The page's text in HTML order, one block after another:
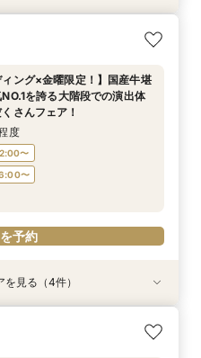
ススメ】見積りまでしっかり
〜
〜
予約
イン相談会】スマホで簡単！
〜
〜
予約
】貸切邸宅で叶える少人数ウ
〜
〜
予約
選べる特典有】安心マタニ
〜
〜
予約
ィング×金曜限定！】国産牛堪
を誇る大階段での演出体
さんフェア！
度
〜
〜
予約
ススメ】見積りまでしっかり
イン相談会】スマホで簡単！
】貸切邸宅で叶える少人数ウ
選べる特典有】安心マタニ
見る（4件）